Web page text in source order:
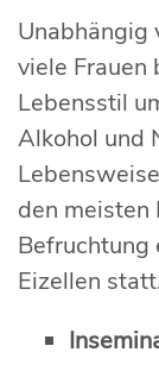
Unabhängig
viele Frauen
Lebensstil
Alkohol und
den meisten
Befruchtung
Eizellen